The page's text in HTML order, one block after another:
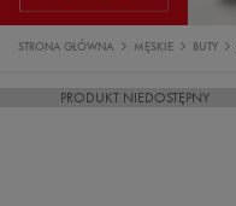
STRONA GŁÓWNA MĘSKIE BUTY
PRODUKT NIEDOSTĘPNY